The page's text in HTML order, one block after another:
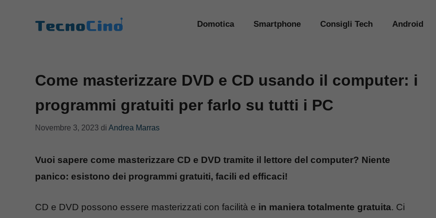
Domotica Smartphone Consigli Tech Android
Come masterizzare DVD e CD usando il computer: i
programmi gratuiti per farlo su tutti i PC
Novembre 3, 2023 di Andrea Marras
Vuoi sapere come masterizzare CD e DVD tramite il lettore del computer? Niente
panico: esistono dei programmi gratuiti, facili ed efficaci!
CD e DVD possono essere masterizzati con facilità e in maniera totalmente gratuita. Ci